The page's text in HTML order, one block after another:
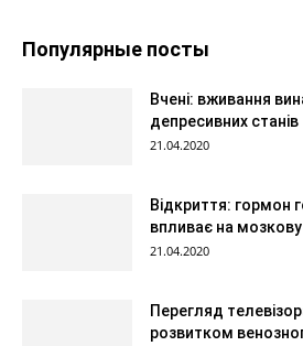
Популярные посты
Вчені: вживання
депресивних станів
21.04.2020
Відкриття: гормон
впливає на мозкову
21.04.2020
Перегляд
розвитком